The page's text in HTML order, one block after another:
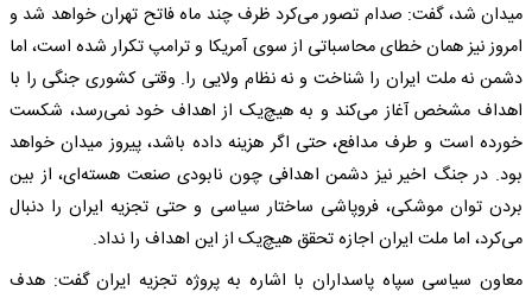
میدان شد، گفت: صدام تصور می‌کرد ظرف چند ماه فاتح تهران خواهد شد و
امروز نیز همان خطای محاسباتی از سوی آمریکا و ترامپ تکرار شده است، اما
دشمن نه ملت ایران را شناخت و نه نظام ولایی را. وقتی کشوری جنگی را با
اهداف مشخص آغاز می‌کند و به هیچ‌یک از اهداف خود نمی‌رسد، شکست
خورده است و طرف مدافع، حتی اگر هزینه داده باشد، پیروز میدان خواهد
بود. در جنگ اخیر نیز دشمن اهدافی چون نابودی صنعت هسته‌ای، از بین
بردن توان موشکی، فروپاشی ساختار سیاسی و حتی تجزیه ایران را دنبال
می‌کرد، اما ملت ایران اجازه تحقق هیچ‌یک از این اهداف را نداد.
معاون سیاسی سپاه پاسداران با اشاره به پروژه تجزیه ایران گفت: هدف